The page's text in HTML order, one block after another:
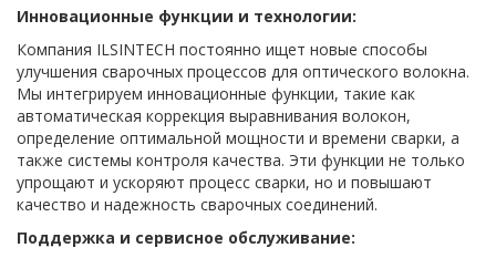
Инновационные функции и технологии:
Компания ILSINTECH постоянно ищет новые способы
улучшения сварочных процессов для оптического волокна.
Мы интегрируем инновационные функции, такие как
автоматическая коррекция выравнивания волокон,
определение оптимальной мощности и времени сварки, а
также системы контроля качества. Эти функции не только
упрощают и ускоряют процесс сварки, но и повышают
качество и надежность сварочных соединений.
Поддержка и сервисное обслуживание: